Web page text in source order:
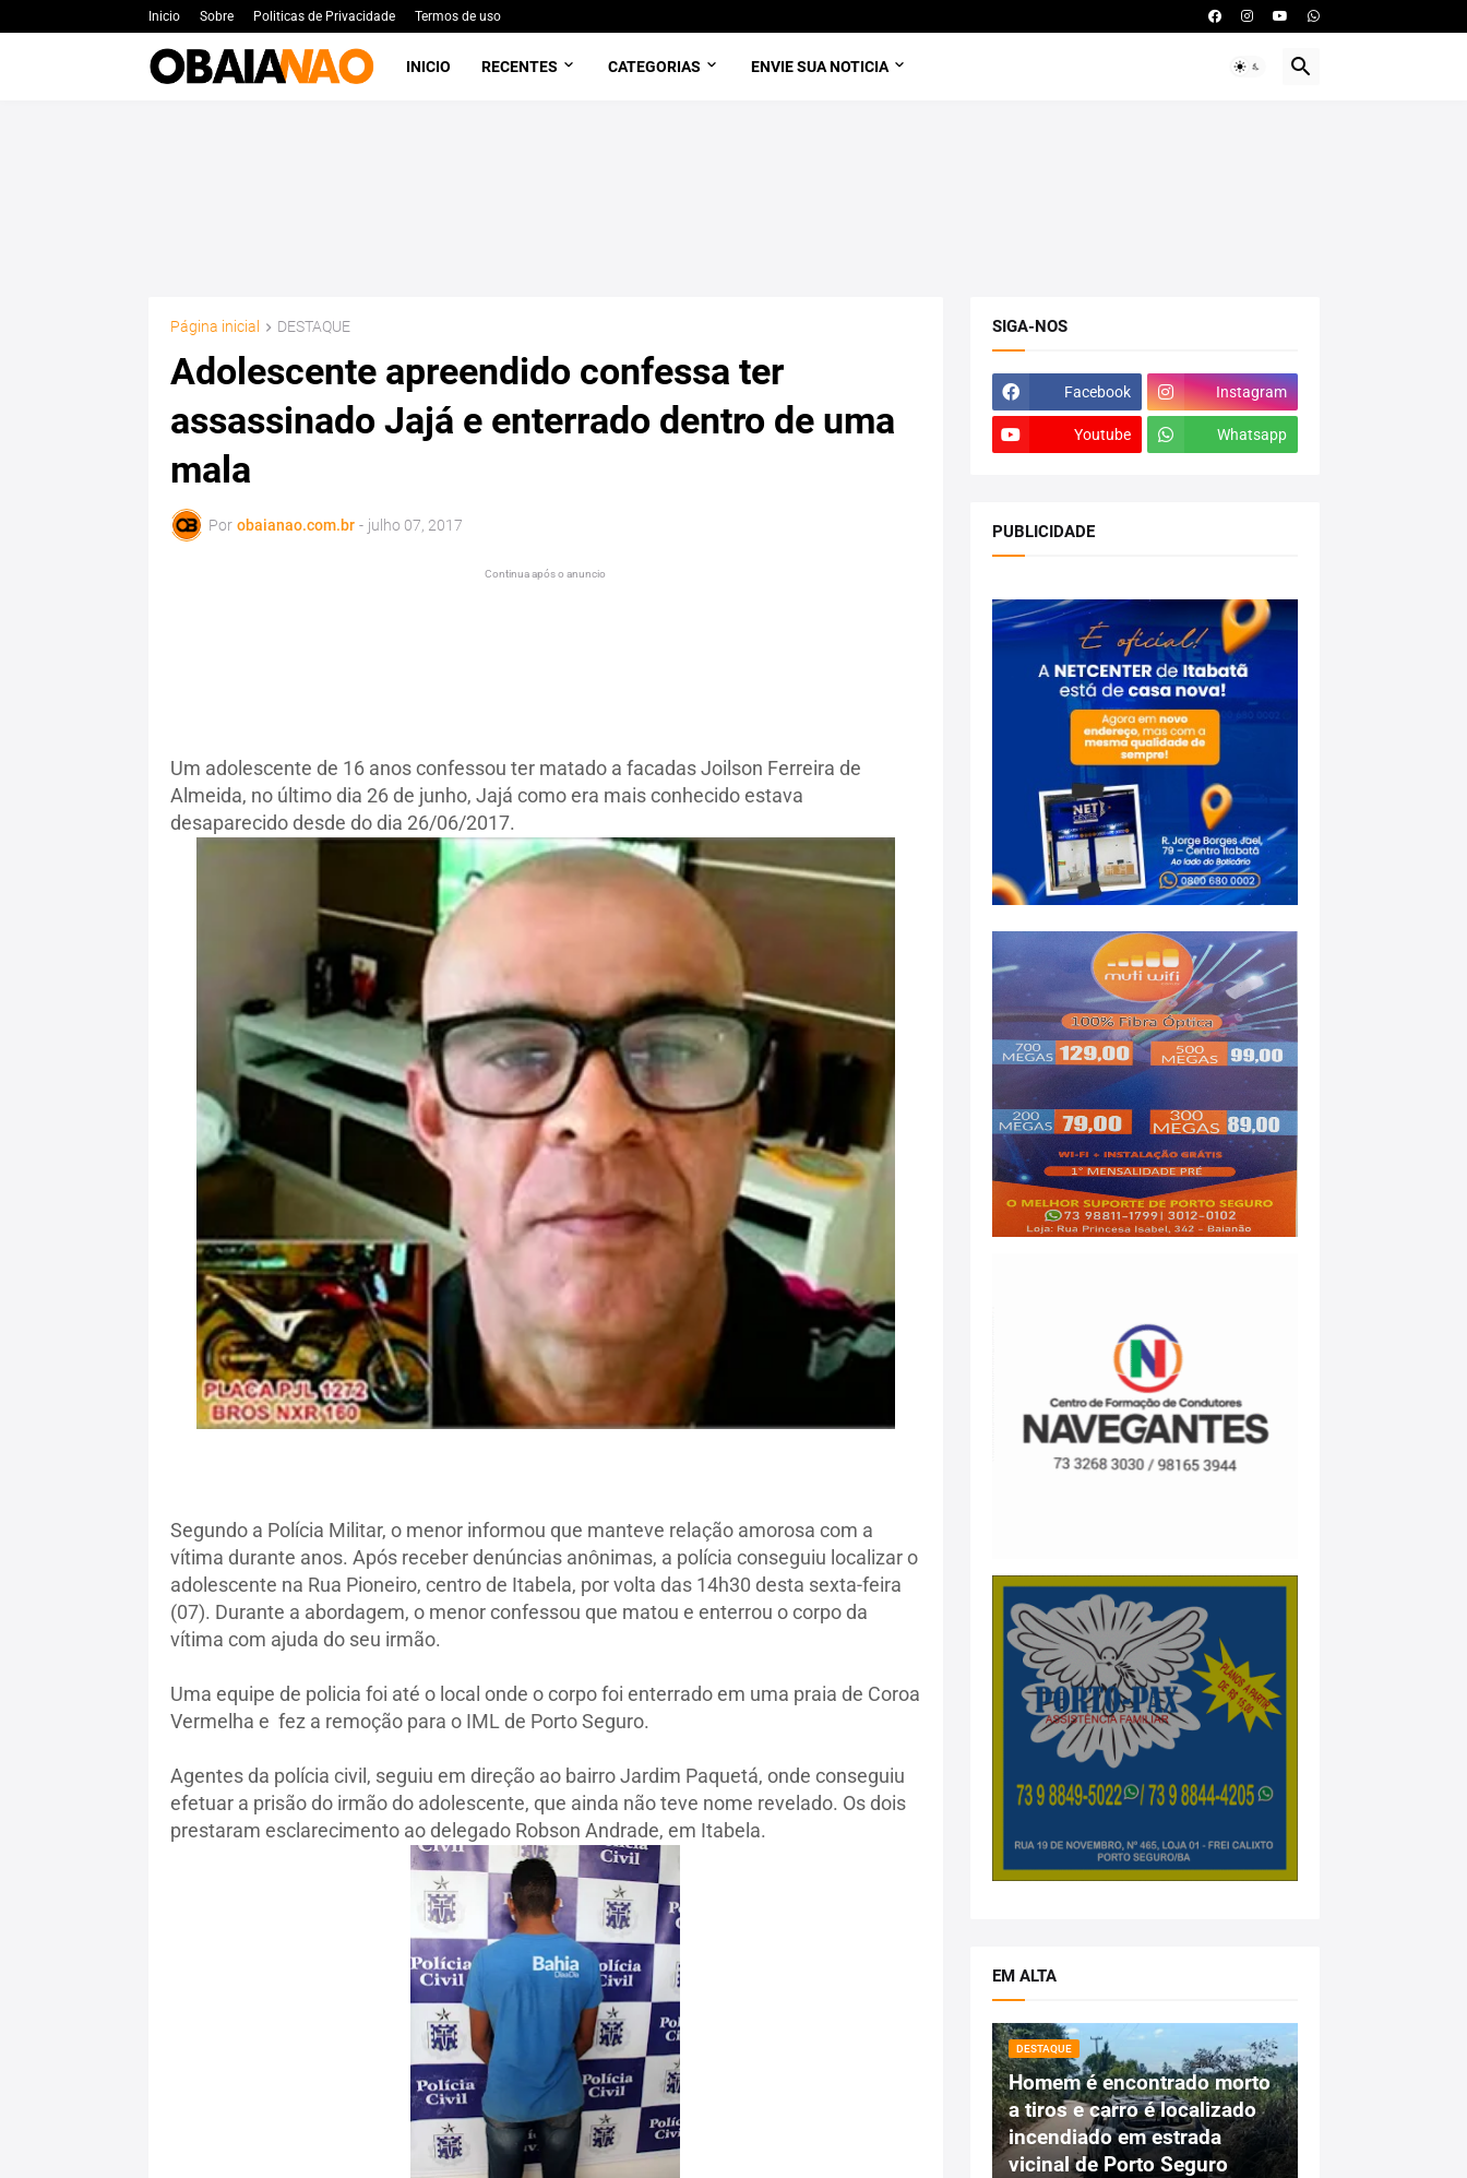
Inicio Sobre Politicas de Privacidade Termos de uso
INICIO RECENTES CATEGORIAS ENVIE SUA NOTICIA
Página inicial DESTAQUE
Adolescente apreendido confessa ter
assassinado Jajá e enterrado dentro de uma
mala
Por obaianao.com.br - julho 07, 2017
Continua após o anuncio
Um adolescente de 16 anos confessou ter matado a facadas Joilson Ferreira de
Almeida, no último dia 26 de junho, Jajá como era mais conhecido estava
desaparecido desde do dia 26/06/2017.
Segundo a Polícia Militar, o menor informou que manteve relação amorosa com a
vítima durante anos. Após receber denúncias anônimas, a polícia conseguiu localizar o
adolescente na Rua Pioneiro, centro de Itabela, por volta das 14h30 desta sexta-feira
(07). Durante a abordagem, o menor confessou que matou e enterrou o corpo da
vítima com ajuda do seu irmão.
Uma equipe de policia foi até o local onde o corpo foi enterrado em uma praia de Coroa
Vermelha e fez a remoção para o IML de Porto Seguro.
Agentes da polícia civil, seguiu em direção ao bairro Jardim Paquetá, onde conseguiu
efetuar a prisão do irmão do adolescente, que ainda não teve nome revelado. Os dois
prestaram esclarecimento ao delegado Robson Andrade, em Itabela.
SIGA-NOS
Facebook Instagram
Youtube Whatsapp
PUBLICIDADE
EM ALTA
DESTAQUE
Homem é encontrado morto
a tiros e carro é localizado
incendiado em estrada
vicinal de Porto Seguro